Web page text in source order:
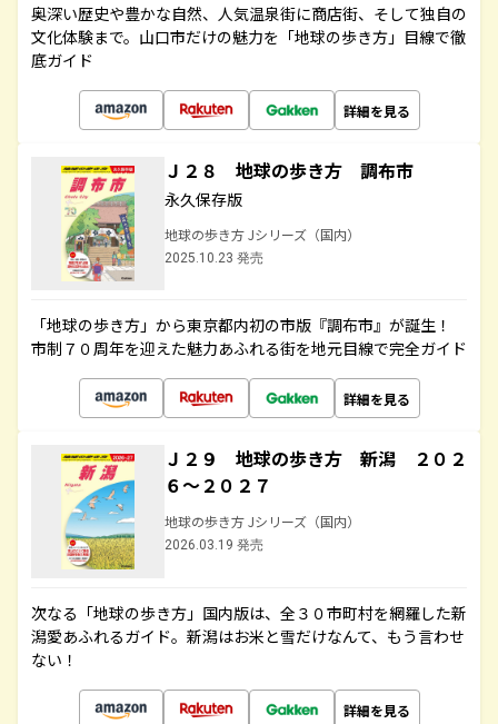
奥深い歴史や豊かな自然、人気温泉街に商店街、そして独自の
文化体験まで。山口市だけの魅力を「地球の歩き方」目線で徹
底ガイド
詳細を見る
Ｊ２８ 地球の歩き方 調布市
永久保存版
地球の歩き方 Jシリーズ（国内）
2025.10.23 発売
「地球の歩き方」から東京都内初の市版『調布市』が誕生！
市制７０周年を迎えた魅力あふれる街を地元目線で完全ガイド
詳細を見る
Ｊ２９ 地球の歩き方 新潟 ２０２
６～２０２７
地球の歩き方 Jシリーズ（国内）
2026.03.19 発売
次なる「地球の歩き方」国内版は、全３０市町村を網羅した新
潟愛あふれるガイド。新潟はお米と雪だけなんて、もう言わせ
ない！
詳細を見る